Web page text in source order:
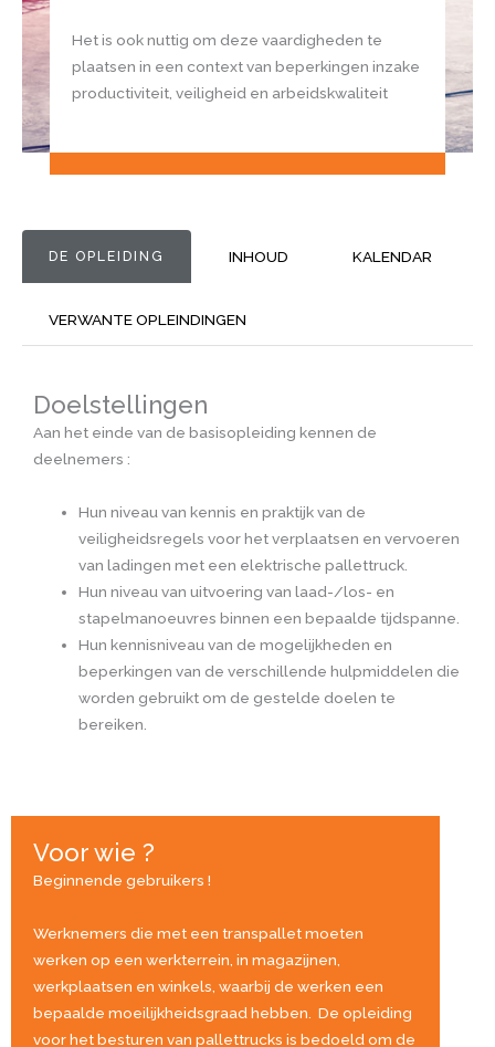
Het is ook nuttig om deze vaardigheden te
plaatsen in een context van beperkingen inzake
productiviteit, veiligheid en arbeidskwaliteit
DE OPLEIDING INHOUD KALENDAR
VERWANTE OPLEINDINGEN
Doelstellingen
Aan het einde van de basisopleiding kennen de
deelnemers :
Hun niveau van kennis en praktijk van de
veiligheidsregels voor het verplaatsen en vervoeren
van ladingen met een elektrische pallettruck.
Hun niveau van uitvoering van laad-/los- en
stapelmanoeuvres binnen een bepaalde tijdspanne.
Hun kennisniveau van de mogelijkheden en
beperkingen van de verschillende hulpmiddelen die
worden gebruikt om de gestelde doelen te
bereiken.
Voor wie ?
Beginnende gebruikers !
Werknemers die met een transpallet moeten
werken op een werkterrein, in magazijnen,
werkplaatsen en winkels, waarbij de werken een
bepaalde moeilijkheidsgraad hebben. De opleiding
voor het besturen van pallettrucks is bedoeld om de